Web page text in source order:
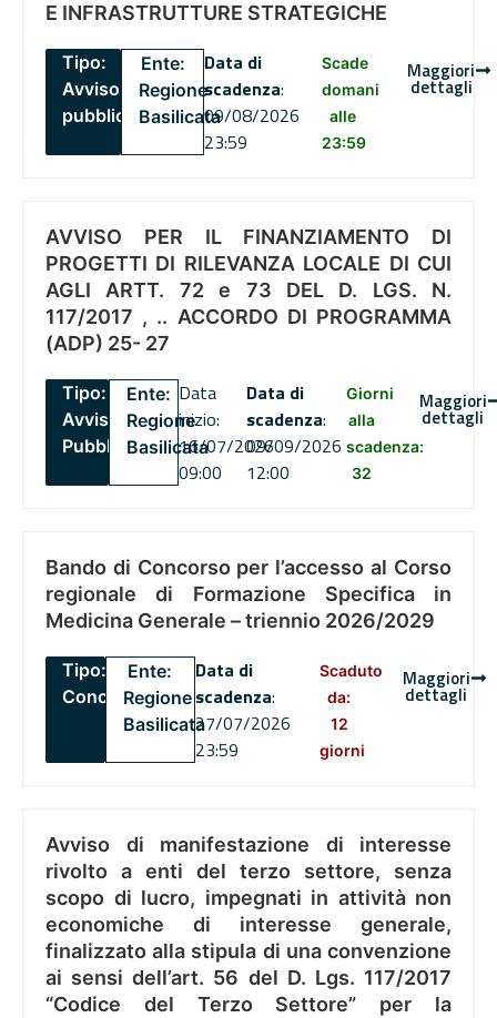
E INFRASTRUTTURE STRATEGICHE
Tipo:
Avviso
pubblico
Ente:
Regione
Basilicata
Data di
scadenza:
09/08/2026
23:59
Scade
domani
alle
23:59
Maggiori
dettagli
AVVISO PER IL FINANZIAMENTO DI
PROGETTI DI RILEVANZA LOCALE DI CUI
AGLI ARTT. 72 e 73 DEL D. LGS. N.
117/2017 , .. ACCORDO DI PROGRAMMA
(ADP) 25- 27
Tipo:
Avviso
Pubblico
Ente:
Regione
Basilicata
Data
inizio:
16/07/2026
09:00
Data di
scadenza:
09/09/2026
12:00
Giorni
alla
scadenza:
32
Maggiori
dettagli
Bando di Concorso per l’accesso al Corso
regionale di Formazione Specifica in
Medicina Generale – triennio 2026/2029
Tipo:
Concorsi
Ente:
Regione
Basilicata
Data di
scadenza:
27/07/2026
23:59
Scaduto
da:
12
giorni
Maggiori
dettagli
Avviso di manifestazione di interesse
rivolto a enti del terzo settore, senza
scopo di lucro, impegnati in attività non
economiche di interesse generale,
finalizzato alla stipula di una convenzione
ai sensi dell’art. 56 del D. Lgs. 117/2017
“Codice del Terzo Settore” per la